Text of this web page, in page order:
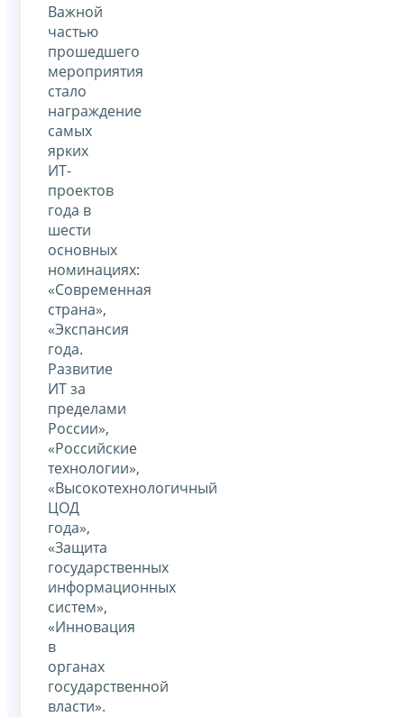
Важной
частью
прошедшего
мероприятия
стало
награждение
самых
ярких
ИТ-
проектов
года в
шести
основных
номинациях:
«Современная
страна»,
«Экспансия
года.
Развитие
ИТ за
пределами
России»,
«Российские
технологии»,
«Высокотехнологичный
ЦОД
года»,
«Защита
государственных
информационных
систем»,
«Инновация
в
органах
государственной
власти».